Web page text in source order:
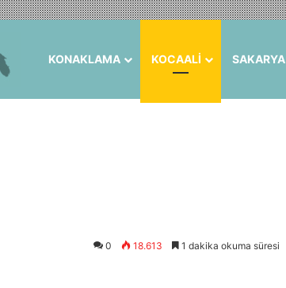
KONAKLAMA KOCAALİ SAKARYA
0 18.613 1 dakika okuma süresi